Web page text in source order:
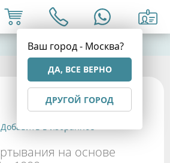
Ваш город - Москва?
ДА, ВСЕ ВЕРНО
ДРУГОЙ ГОРОД
на основе
Добавить в избранное